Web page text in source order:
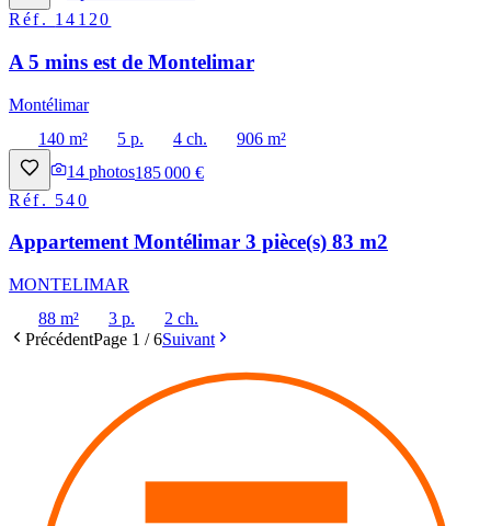
Réf. 14120
A 5 mins est de Montelimar
Montélimar
140 m²
5 p. 4 ch.
906 m²
14 photos185 000 €
Réf. 540
Appartement Montélimar 3 pièce(s) 83 m2
MONTELIMAR
88 m²
3 p.
2 ch.
PrécédentPage 1 /6Suivant